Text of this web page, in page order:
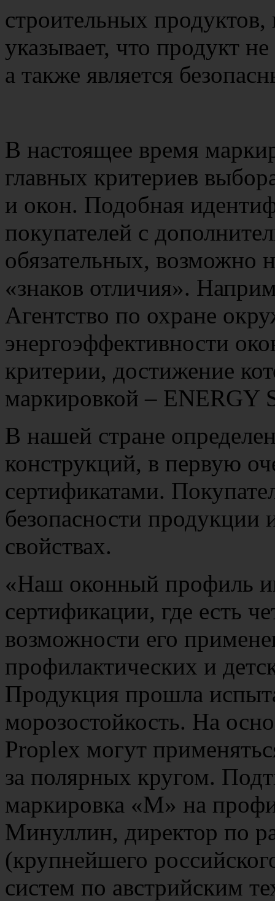
строительных
указывает, что продукт
а также является
В настоящее время
главных критериев
и окон. Подобная
покупателей с
обязательных, возможно
«знаков отличия».
Агентство по охране
энергоэффективности
критерии, достижение
маркировкой – ENERGY
В нашей стране
конструкций, в первую
сертификатами.
безопасности продукции
свойствах.
«Наш оконный профиль
сертификации, где есть
возможности его
профилактических и
Продукция прошла
морозостойкость. На
Proplex могут
за полярных кругом.
маркировка «М» на
Минуллин, директор по
(крупнейшего
систем по австрийским